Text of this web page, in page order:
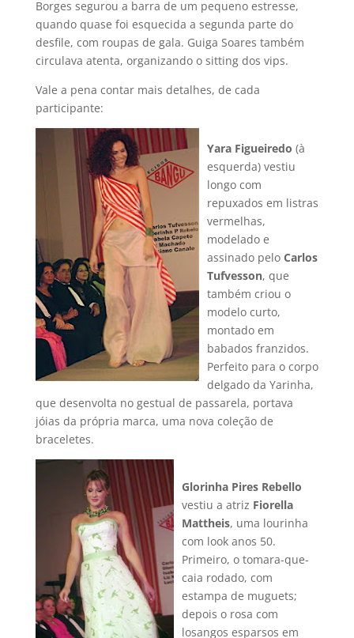
Borges segurou a barra de um pequeno estresse,
quando quase foi esquecida a segunda parte do
desfile, com roupas de gala. Guiga Soares também
circulava atenta, organizando o sitting dos vips.
Vale a pena contar mais detalhes, de cada
participante:
Yara Figueiredo (à
esquerda) vestiu
longo com
repuxados em listras
vermelhas,
modelado e
assinado pelo Carlos
Tufvesson, que
também criou o
modelo curto,
montado em
babados franzidos.
Perfeito para o corpo
delgado da Yarinha,
que desenvolta no gestual de passarela, portava
jóias da própria marca, uma nova coleção de
braceletes.
Glorinha Pires Rebello
vestiu a atriz Fiorella
Mattheis, uma lourinha
com look anos 50.
Primeiro, o tomara-que-
caia rodado, com
estampa de muguets;
depois o rosa com
losangos esparsos em